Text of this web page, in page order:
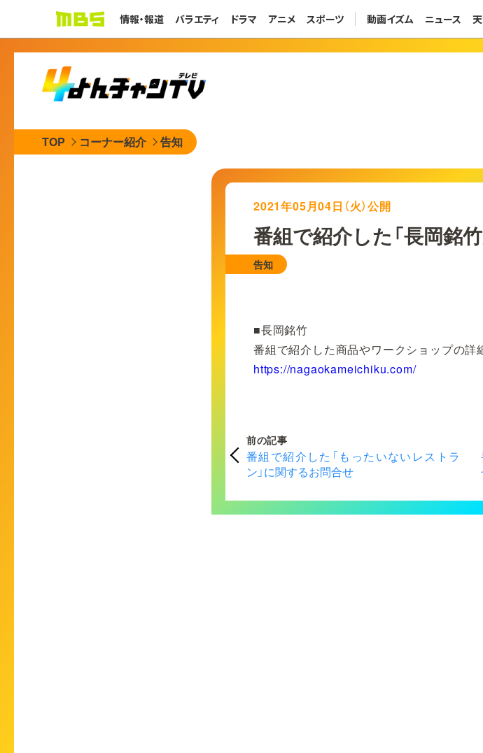
情報・報道 バラエティ ドラマ アニメ スポーツ 動画イズム ニュース
TOP コーナー紹介 告知
2021年05月04日（火）公開
番組で紹介した「長岡銘
告知
■長岡銘竹
番組で紹介した商品やワークショップの詳
https://nagaokameichiku.com/
前の記事
番組で紹介した「もったいないレストラ
ン」に関するお問合せ